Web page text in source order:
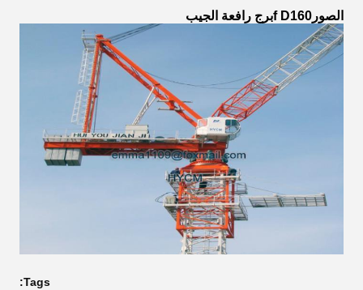
الصور f D160برج رافعة الجيب
Tags: